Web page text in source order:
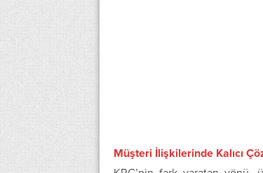
Müşteri İlişkilerinde Kalıcı